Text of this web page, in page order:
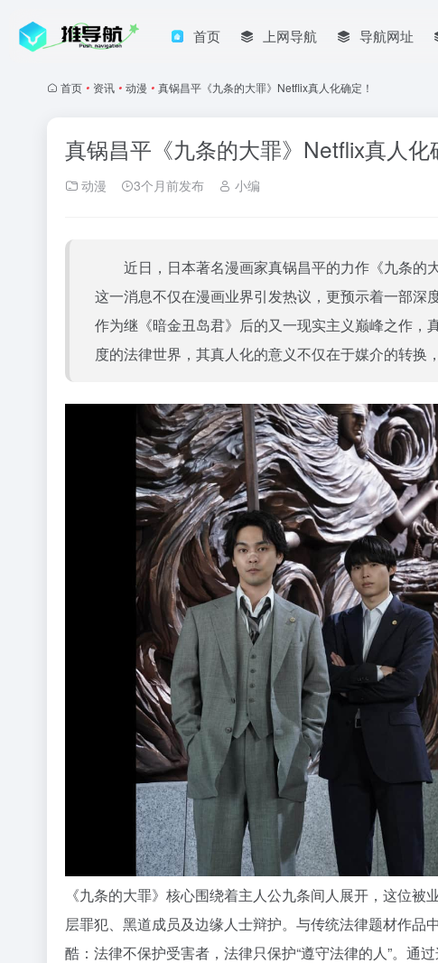
首页 上网导航 导航网址
首页 • 资讯 • 动漫 • 真锅昌平《九条的大罪》Netflix真人化确定！
真锅昌平《九条的大罪》Netflix真人化
动漫 3个月前发布 小编
近日，日本著名漫画家真锅昌平的力作《九条的
这一消息不仅在漫画业界引发热议，更预示着一部深
作为继《暗金丑岛君》后的又一现实主义巅峰之作，
度的法律世界，其真人化的意义不仅在于媒介的转换
《九条的大罪》核心围绕着主人公九条间人展开，这位
层罪犯、黑道成员及边缘人士辩护。与传统法律题材作品
酷：法律不保护受害者，法律只保护“遵守法律的人”。通